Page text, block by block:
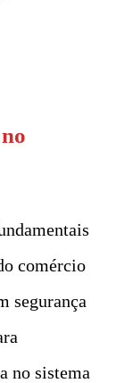
comércio
segurança
no sistema